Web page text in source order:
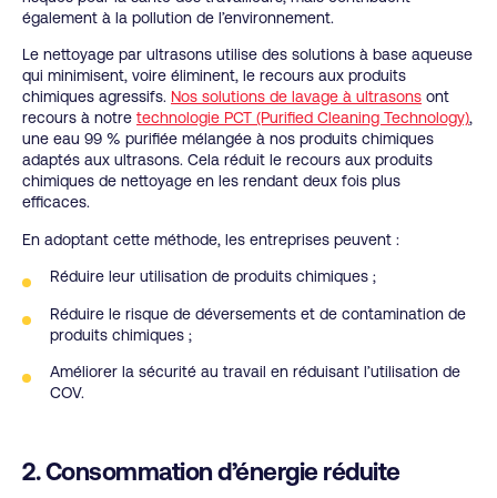
également à la pollution de l’environnement.
Le nettoyage par ultrasons utilise des solutions à base aqueuse
qui minimisent, voire éliminent, le recours aux produits
chimiques agressifs. Nos solutions de lavage à ultrasons ont
recours à notre technologie PCT (Purified Cleaning Technology),
une eau 99 % purifiée mélangée à nos produits chimiques
adaptés aux ultrasons. Cela réduit le recours aux produits
chimiques de nettoyage en les rendant deux fois plus
efficaces.
En adoptant cette méthode, les entreprises peuvent :
Réduire leur utilisation de produits chimiques ;
Réduire le risque de déversements et de contamination de
produits chimiques ;
Améliorer la sécurité au travail en réduisant l’utilisation de
COV.
2. Consommation d’énergie réduite